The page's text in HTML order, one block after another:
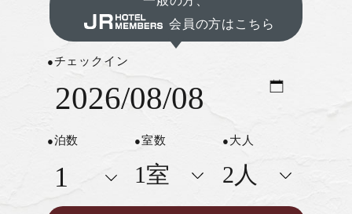
会員の方はこちら
チェックイン
泊数 室数 大人